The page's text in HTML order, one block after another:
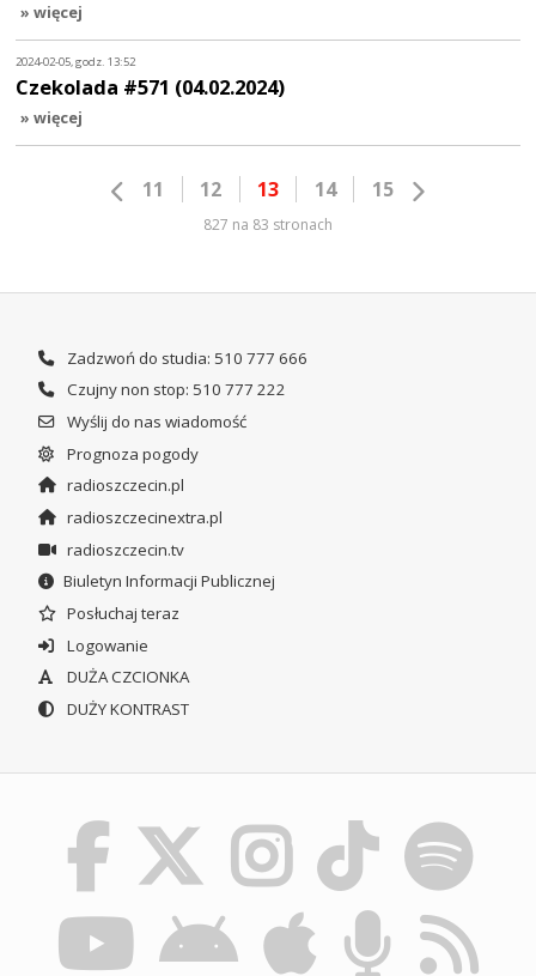
» więcej
2024-02-05, godz. 13:52
Czekolada #571 (04.02.2024)
» więcej
11 12 13 14 15
827 na 83 stronach
Zadzwoń do studia: 510 777 666
Czujny non stop: 510 777 222
Wyślij do nas wiadomość
Prognoza pogody
radioszczecin.pl
radioszczecinextra.pl
radioszczecin.tv
Biuletyn Informacji Publicznej
Posłuchaj teraz
Logowanie
DUŻA CZCIONKA
DUŻY KONTRAST